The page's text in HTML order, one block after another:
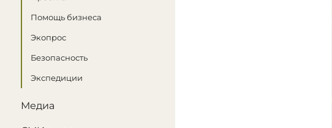
Помощь бизнеса
Экопрос
Безопасность
Экспедиции
Медиа